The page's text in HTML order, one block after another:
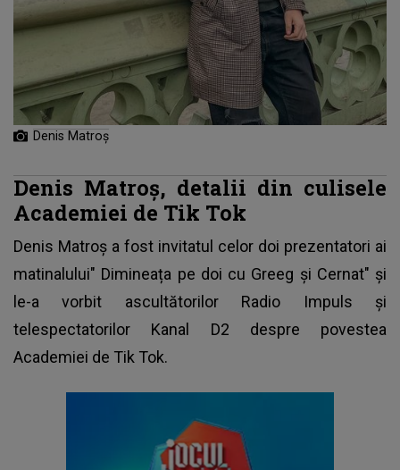
Denis Matroș
Denis Matroș, detalii din culisele
Academiei de Tik Tok
Denis Matroș a fost invitatul celor doi prezentatori ai
matinalului" Dimineața pe doi cu Greeg și Cernat" și
le-a vorbit ascultătorilor Radio Impuls și
telespectatorilor Kanal D2 despre povestea
Academiei de Tik Tok.